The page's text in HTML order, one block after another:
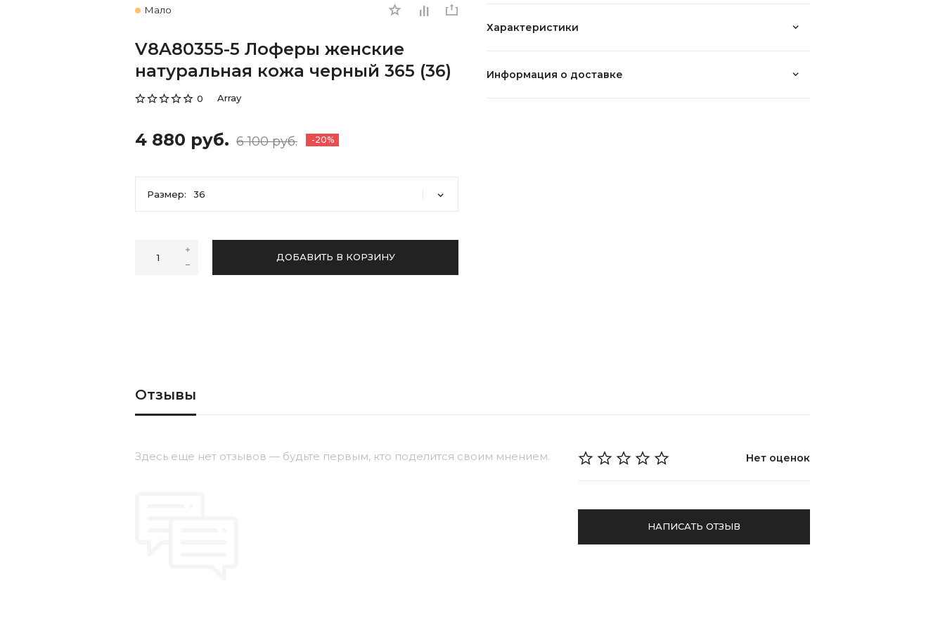
Мало
V8A80355-5 Лоферы женские
натуральная кожа черный 365 (36)
0 Array
4 880 руб. 6 100 руб. -20%
Размер: 36
ДОБАВИТЬ В КОРЗИНУ
Характеристики
Информация о доставке
Отзывы
Здесь еще нет отзывов — будьте первым, кто поделится своим мнением. Нет оценок
НАПИСАТЬ ОТЗЫВ